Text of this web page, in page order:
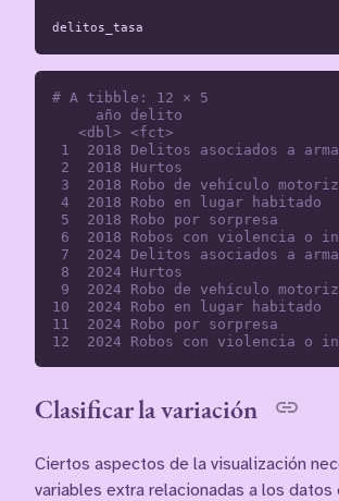
delitos_tasa
# A tibble: 12 × 5
año delito
<dbl> <fct>
1  2018 Delitos asociados a
2  2018 Hurtos
3  2018 Robo de vehículo
4  2018 Robo en lugar
5  2018 Robo por sorpresa
6  2018 Robos con violencia o
7  2024 Delitos asociados a
8  2024 Hurtos
9  2024 Robo de vehículo
10  2024 Robo en lugar
11  2024 Robo por sorpresa
Clasificar la variación
Ciertos aspectos de la visualización
variables extra relacionadas a los datos